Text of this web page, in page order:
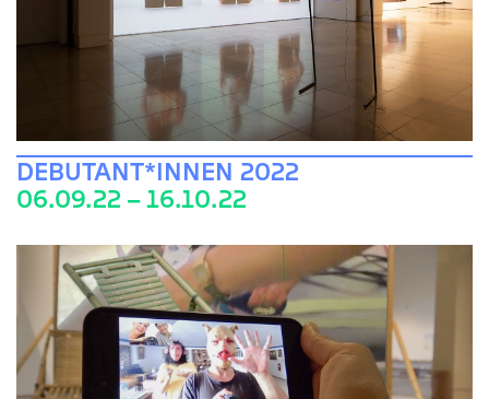
DEBUTANT*INNEN 2022
06.09.22 – 16.10.22